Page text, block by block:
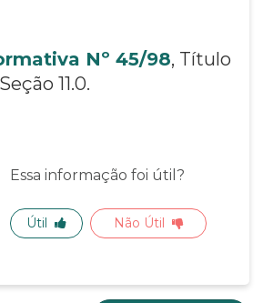
Nº 45/98, Título
11.0.
Essa informação foi útil?
Útil Não Útil